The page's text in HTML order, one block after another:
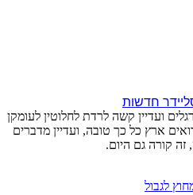
חדשות
ועדיין קשה לרדת לחלוטין לעומקן
ארץ כל כך טובה, ועדיין מדברים
קורה גם היום.